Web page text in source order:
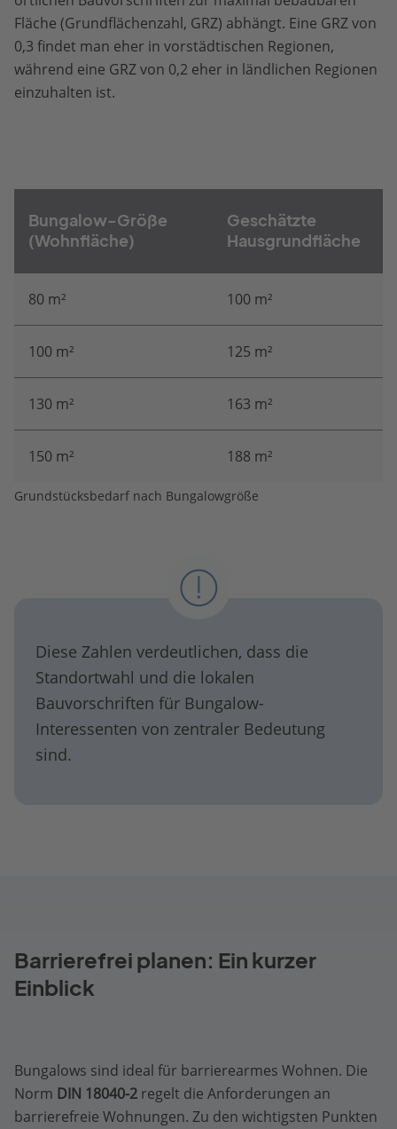
Fläche (Grundflächenzahl, GRZ) abhängt. Eine GRZ von
0,3 findet man eher in vorstädtischen Regionen,
während eine GRZ von 0,2 eher in ländlichen Regionen
einzuhalten ist.
Grundstücksbedarf nach Bungalowgröße
Bungalow-Größe
(Wohnfläche)
Geschätzte
Hausgrundfläche
80 m² 100 m²
100 m² 125 m²
130 m² 163 m²
150 m² 188 m²
Diese Zahlen verdeutlichen, dass die
Standortwahl und die lokalen
Bauvorschriften für Bungalow-
Interessenten von zentraler Bedeutung
sind.
Barrierefrei planen: Ein kurzer
Einblick
Bungalows sind ideal für barrierearmes Wohnen. Die
Norm DIN 18040-2 regelt die Anforderungen an
barrierefreie Wohnungen. Zu den wichtigsten Punkten